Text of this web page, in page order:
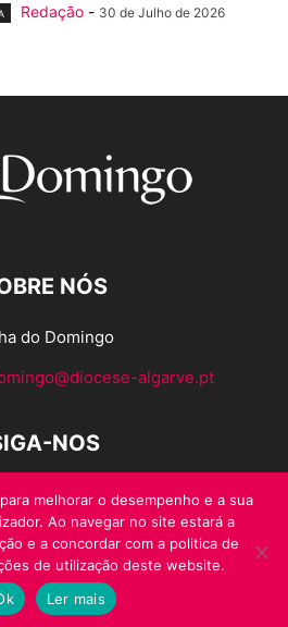
Redação - 30 de Julho de 2026
NÓS
do Domingo
algarve.pt
NOS
todos os direitos reservados.
melhorar o desempenho e a sua
Ao navegar no site estará a
e a concordar com a politica de
de utilização deste website.
Ler mais